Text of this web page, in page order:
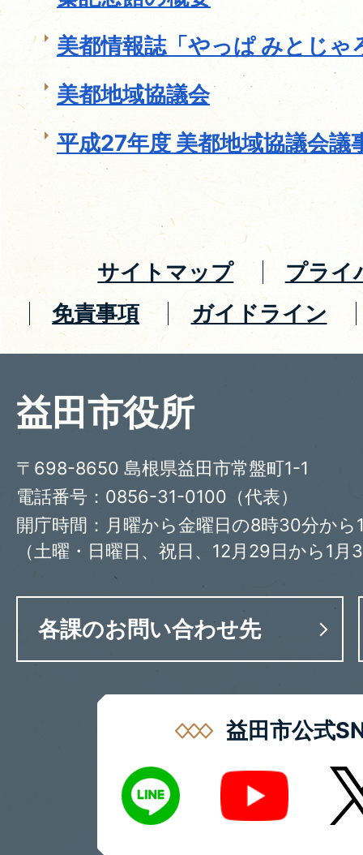
美都情報誌「やっぱ みとじゃ
美都地域協議会
平成27年度 美都地域協議会議
サイトマップ
プライ
免責事項
ガイドライン
益田市役所
〒698-8650 島根県益田市常盤町1-1
電話番号：0856-31-0100（代表）
開庁時間：月曜から金曜日の8時30分から
（土曜・日曜日、祝日、12月29日から1月
各課のお問い合わせ先
益田市公式
LINE
Youtube X